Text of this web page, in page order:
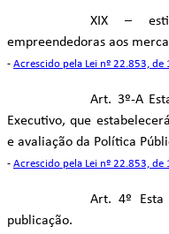
XIX –
empreendedoras aos
- Acrescido pela Lei nº 22.853, de
Art. 3º-A
Executivo, que
e avaliação da Política
- Acrescido pela Lei nº 22.853, de
Art. 4º
publicação.